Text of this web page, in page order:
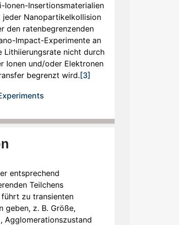
Insertionsmaterialien
jeder Nanopartikelkollision
den ratenbegrenzenden
Impact-Experimente an
Lithiierungsrate nicht durch
Ionen und/oder Elektronen
begrenzt wird. [3]
entsprechend
Teilchens
zu transienten
geben, z. B. Größe,
Agglomerationszustand